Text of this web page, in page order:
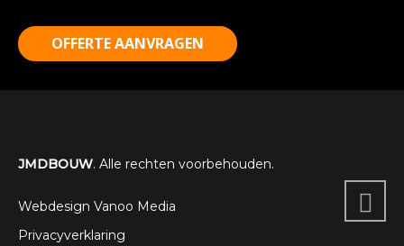
OFFERTE AANVRAGEN
JMDBOUW. Alle rechten voorbehouden.
Webdesign Vanoo Media
Privacyverklaring